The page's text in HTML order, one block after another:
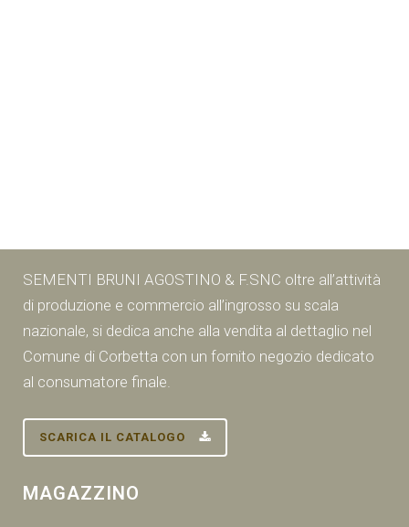
SEMENTI BRUNI AGOSTINO & F.SNC oltre all’attività
di produzione e commercio all’ingrosso su scala
nazionale, si dedica anche alla vendita al dettaglio nel
Comune di Corbetta con un fornito negozio dedicato
al consumatore finale.
SCARICA IL CATALOGO
MAGAZZINO